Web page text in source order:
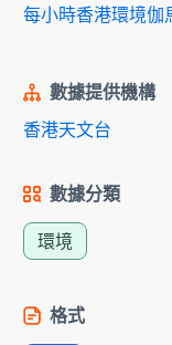
每小時香港環境伽
數據提供機構
香港天文台
數據分類
環境
格式